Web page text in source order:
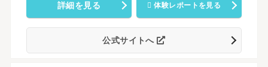
詳細を見る 体験レポートを見る
公式サイトへ